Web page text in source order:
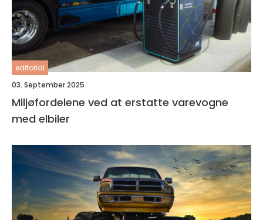
editorial
03. September 2025
Miljøfordelene ved at erstatte varevogne
med elbiler